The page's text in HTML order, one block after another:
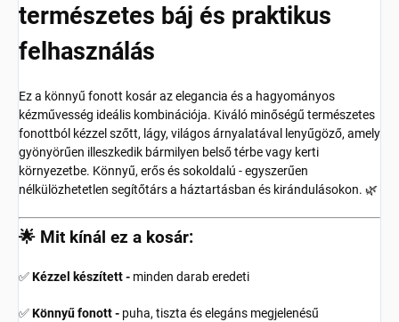
természetes báj és praktikus
felhasználás
Ez a könnyű fonott kosár az elegancia és a hagyományos
kézművesség ideális kombinációja. Kiváló minőségű természetes
fonottból kézzel szőtt, lágy, világos árnyalatával lenyűgöző, amely
gyönyörűen illeszkedik bármilyen belső térbe vagy kerti
környezetbe. Könnyű, erős és sokoldalú - egyszerűen
nélkülözhetetlen segítőtárs a háztartásban és kirándulásokon. 🌿
🌟 Mit kínál ez a kosár:
✅Kézzel készített - minden darab eredeti
✅Könnyű fonott - puha, tiszta és elegáns megjelenésű